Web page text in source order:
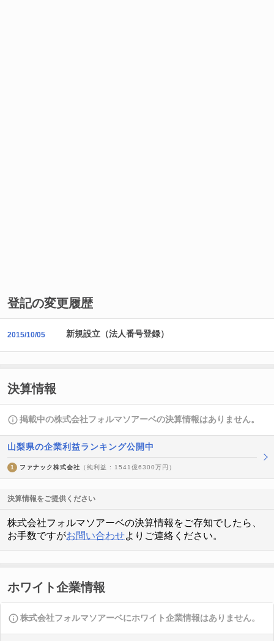
登記の変更履歴
2015/10/05 新規設立（法人番号登録）
決算情報
掲載中の株式会社フォルマソアーベの決算情報はありません。
山梨県の企業利益ランキング公開中
1 ファナック株式会社 （純利益 : 1541億6300万円）
決算情報をご提供ください
株式会社フォルマソアーベの決算情報をご存知でしたら、
お手数ですがお問い合わせよりご連絡ください。
ホワイト企業情報
株式会社フォルマソアーベにホワイト企業情報はありません。